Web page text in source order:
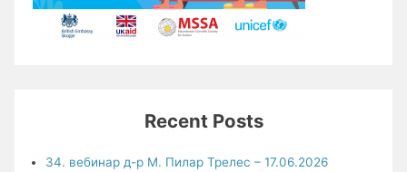
Recent Posts
34. вебинар д-р М. Пилар Трелес – 17.06.2026